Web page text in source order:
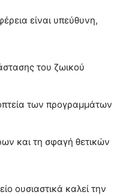
είναι υπεύθυνη,
του ζωικού
των προγραμμάτων
και τη σφαγή θετικών
ουσιαστικά καλεί την